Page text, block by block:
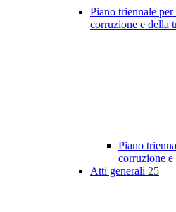
Piano triennale
corruzione e della
Piano
corruzione
Atti generali 25